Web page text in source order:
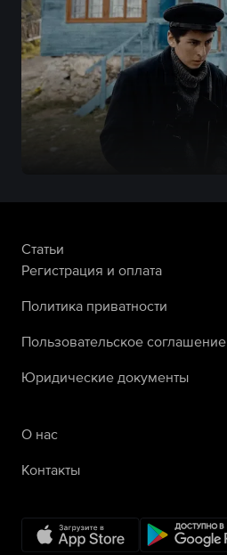
Статьи
Регистрация и оплата
Политика приватности
Пользовательское соглашение
Юридические документы
О нас
Контакты